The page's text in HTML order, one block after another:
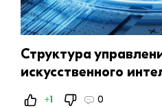
Структура
искусственного
+1 0